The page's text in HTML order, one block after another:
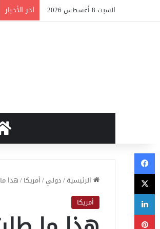
السبت 8 أغسطس 2026 اخر الأخبار
الرئيسية/دولي/أمريكا/هذا
أمريكا